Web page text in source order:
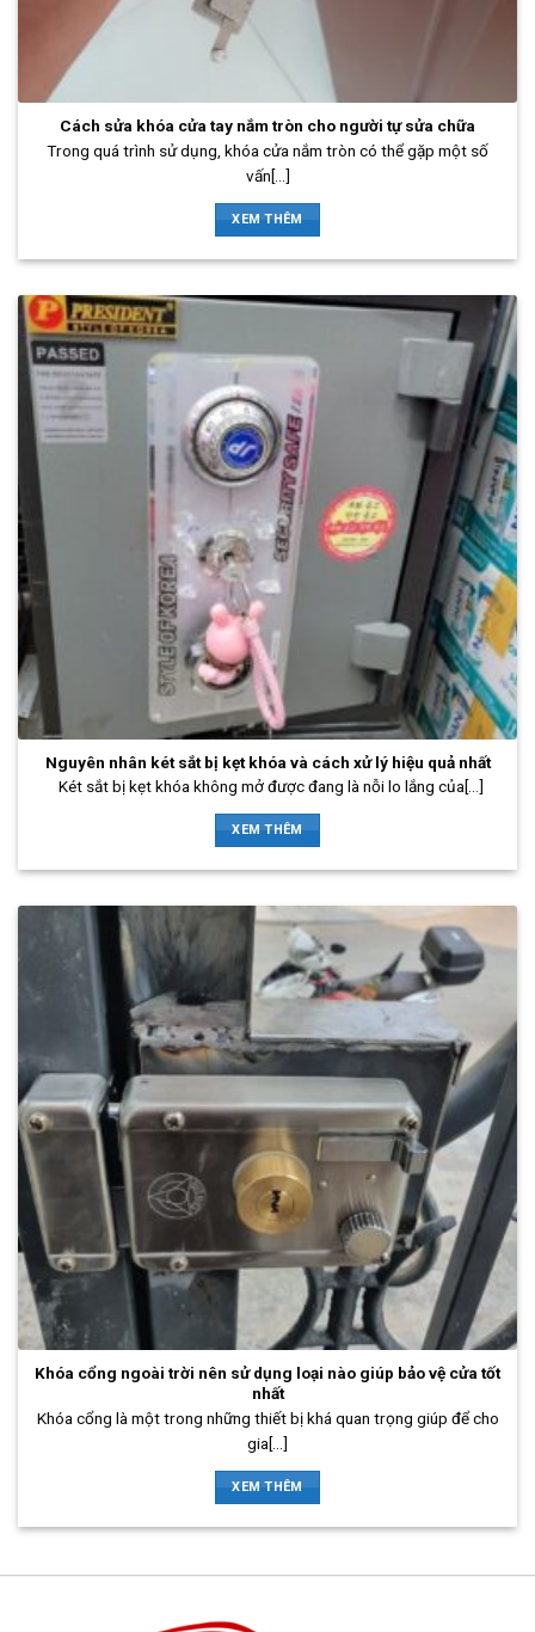
Cách sửa khóa cửa tay nắm tròn cho người tự sửa chữa
Trong quá trình sử dụng, khóa cửa nắm tròn có thể gặp một số
vấn[...]
XEM THÊM
Nguyên nhân két sắt bị kẹt khóa và cách xử lý hiệu quả nhất
Két sắt bị kẹt khóa không mở được đang là nỗi lo lắng của[...]
XEM THÊM
Khóa cổng ngoài trời nên sử dụng loại nào giúp bảo vệ cửa tốt
nhất
Khóa cổng là một trong những thiết bị khá quan trọng giúp để cho
gia[...]
XEM THÊM